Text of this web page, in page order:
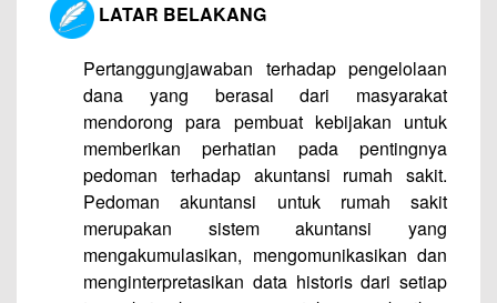
LATAR BELAKANG
Pertanggungjawaban terhadap pengelolaan
dana yang berasal dari masyarakat
mendorong para pembuat kebijakan untuk
memberikan perhatian pada pentingnya
pedoman terhadap akuntansi rumah sakit.
Pedoman akuntansi untuk rumah sakit
merupakan sistem akuntansi yang
mengakumulasikan, mengomunikasikan dan
menginterpretasikan data historis dari setiap